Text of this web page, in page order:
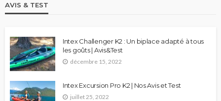
AVIS & TEST
Intex Challenger K2 : Un biplace adapté à tous
les goûts | Avis&Test
décembre 15, 2022
Intex Excursion Pro K2 | Nos Avis et Test
juillet 25, 2022